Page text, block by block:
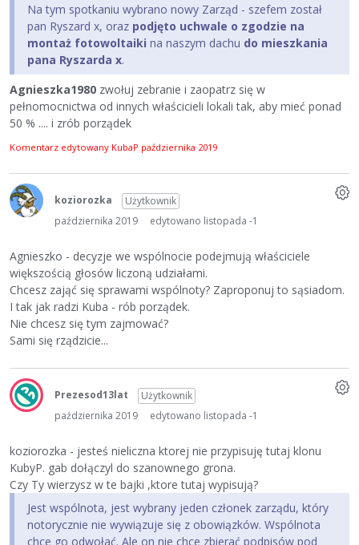
Na tym spotkaniu wybrano nowy Zarząd - szefem został
pan Ryszard x, oraz podjęto uchwale o zgodzie na
montaż fotowoltaiki na naszym dachu do mieszkania
pana Ryszarda x.
Agnieszka1980 zwołuj zebranie i zaopatrz się w
pełnomocnictwa od innych właścicieli lokali tak, aby mieć ponad
50 % .... i zrób porządek
Komentarz edytowany KubaP października 2019
koziorozka
Użytkownik
października 2019
edytowano listopada -1
Agnieszko - decyzje we wspólnocie podejmują właściciele
większością głosów liczoną udziałami.
Chcesz zająć się sprawami wspólnoty? Zaproponuj to sąsiadom.
I tak jak radzi Kuba - rób porządek.
Nie chcesz się tym zajmować?
Sami się rządzicie...
Prezesod13lat
Użytkownik
października 2019
edytowano listopada -1
koziorozka - jesteś nieliczna ktorej nie przypisuję tutaj klonu
KubyP. gab dołączyl do szanownego grona.
Czy Ty wierzysz w te bajki ,ktore tutaj wypisują?
Jest wspólnota, jest wybrany jeden członek zarządu, który
notorycznie nie wywiązuje się z obowiązków. Wspólnota
chce go odwołać. Ale on nie chce zbierać podpisów pod